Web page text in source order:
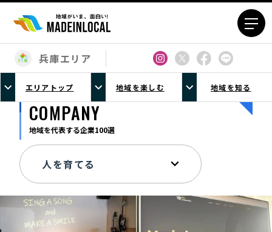
エリアから探す
北海道エリア
青森エリア
岩手エリア
秋田エリア
福島エリア
栃木エリア
埼玉エリア
千葉エリア
東京23区エリア
兵庫エリア
エリアトップ 地域を楽しむ 地域を知る
COMPANY
地域を代表する企業100選